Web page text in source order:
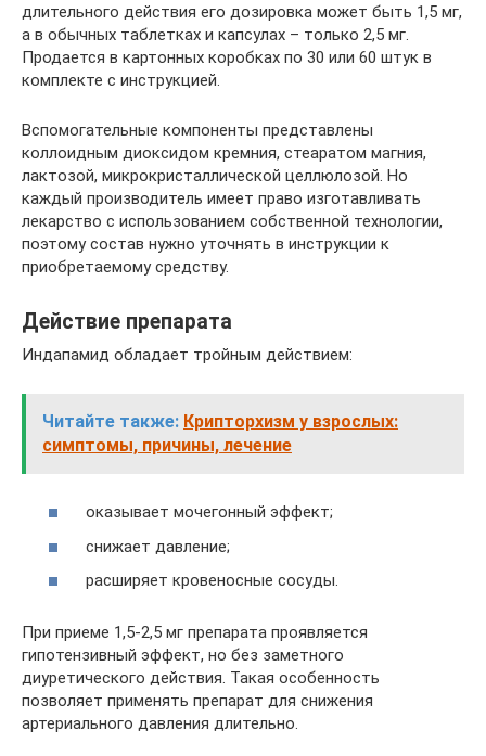
длительного действия его дозировка может быть 1,5 мг,
а в обычных таблетках и капсулах – только 2,5 мг.
Продается в картонных коробках по 30 или 60 штук в
комплекте с инструкцией.
Вспомогательные компоненты представлены
коллоидным диоксидом кремния, стеаратом магния,
лактозой, микрокристаллической целлюлозой. Но
каждый производитель имеет право изготавливать
лекарство с использованием собственной технологии,
поэтому состав нужно уточнять в инструкции к
приобретаемому средству.
Действие препарата
Индапамид обладает тройным действием:
Читайте также: Крипторхизм у взрослых:
симптомы, причины, лечение
оказывает мочегонный эффект;
снижает давление;
расширяет кровеносные сосуды.
При приеме 1,5-2,5 мг препарата проявляется
гипотензивный эффект, но без заметного
диуретического действия. Такая особенность
позволяет применять препарат для снижения
артериального давления длительно.